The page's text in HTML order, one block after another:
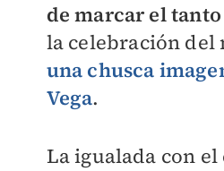
de marcar el
la celebración del
una chusca
Vega.
La igualada con